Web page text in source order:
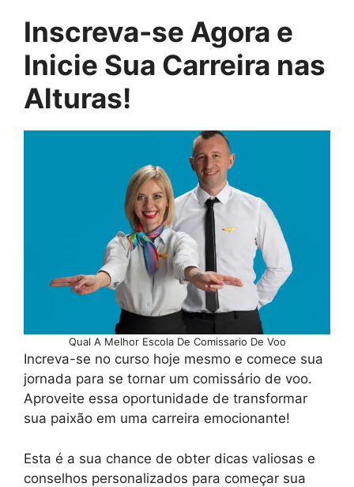
Inscreva-se Agora e
Inicie Sua Carreira nas
Alturas!
Qual A Melhor Escola De Comissario De Voo
Increva-se no curso hoje mesmo e comece sua
jornada para se tornar um comissário de voo.
Aproveite essa oportunidade de transformar
sua paixão em uma carreira emocionante!
Esta é a sua chance de obter dicas valiosas e
conselhos personalizados para começar sua